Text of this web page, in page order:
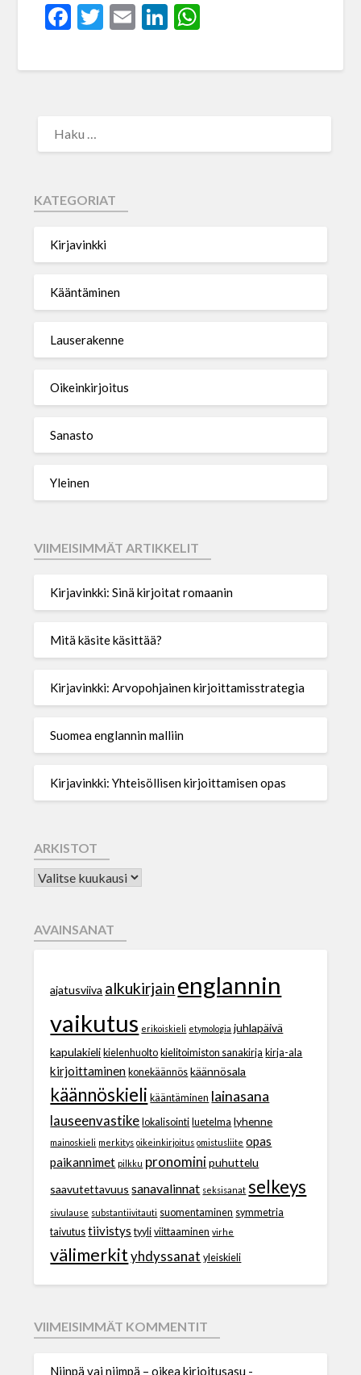
Facebook
Twitter
EmailLinkedIn
KATEGORIAT
Kirjavinkki
Kääntäminen
Lauserakenne
Oikeinkirjoitus
Sanasto
Yleinen
VIIMEISIMMÄT ARTIKKELIT
Kirjavinkki: Sinä kirjoitat romaanin
Mitä käsite käsittää?
Kirjavinkki: Arvopohjainen kirjoittamisstrategia
Suomea englannin malliin
Kirjavinkki: Yhteisöllisen kirjoittamisen opas
ARKISTOT
AVAINSANAT
ajatusviiva alkukirjain englannin
vaikutus erikoiskieli etymologia juhlapäivä
kapulakieli kielenhuolto kielitoimiston sanakirja kirja-ala
kirjoittaminen konekäännös käännösala
käännöskieli kääntäminen lainasana
lauseenvastike lokalisointi luetelma lyhenne
mainoskieli merkitys oikeinkirjoitus omistusliite opas
paikannimet pilkku pronomini puhuttelu
saavutettavuus sanavalinnat seksisanat selkeys
sivulause substantiivitauti suomentaminen symmetria
taivutus tiivistys tyyli viittaaminen virhe
välimerkit yhdyssanat yleiskieli
VIIMEISIMMÄT KOMMENTIT
Niinpä vai niimpä – oikea kirjoitusasu -